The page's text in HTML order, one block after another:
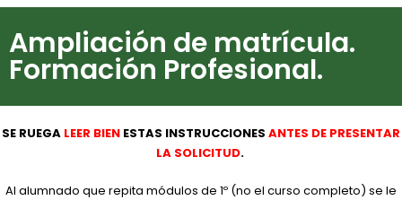
Ampliación de matrícula.
Formación Profesional.
SE RUEGA LEER BIEN ESTAS INSTRUCCIONES ANTES DE PRESENTAR
LA SOLICITUD.
Al alumnado que repita módulos de 1º (no el curso completo) se le